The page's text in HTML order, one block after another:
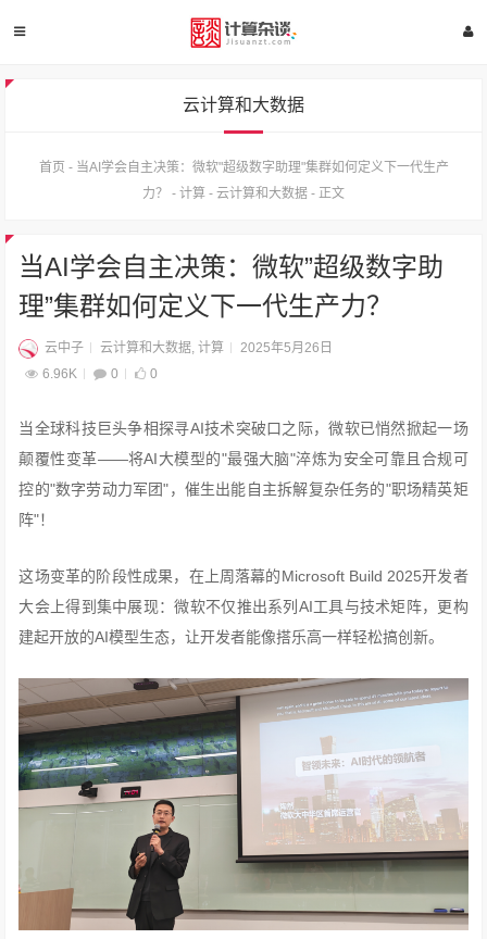
云计算和大数据
首页 - 当AI学会自主决策：微软"超级数字助理"集群如何定义下一代生产
力？
- 计算 - 云计算和大数据 - 正文
当AI学会自主决策：微软”超级数字助
理”集群如何定义下一代生产力？
云中子 云计算和大数据,计算
2025年5月26日
6.96K
0 0
当全球科技巨头争相探寻AI技术突破口之际，微软已悄然掀起一场
颠覆性变革——将AI大模型的"最强大脑"淬炼为安全可靠且合规可
控的"数字劳动力军团"，催生出能自主拆解复杂任务的"职场精英矩
阵"！
这场变革的阶段性成果，在上周落幕的Microsoft Build 2025开发者
大会上得到集中展现：微软不仅推出系列AI工具与技术矩阵，更构
建起开放的AI模型生态，让开发者能像搭乐高一样轻松搞创新。